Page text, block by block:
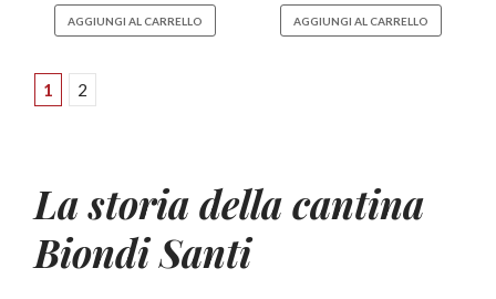
AGGIUNGI AL CARRELLO AGGIUNGI AL CARRELLO
1 2
La storia della cantina
Biondi Santi